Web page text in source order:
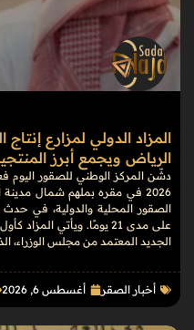
الرياض ويجمع أبرز
دشّن المركز الوطني للصقور اليوم
2026 في مقره بملهم شمال
على مدى 21 يومًا. ويأتي
الجديد المعتمد من مجلس الوزراء،
أخبار الصقر أغسطس 6, 2026